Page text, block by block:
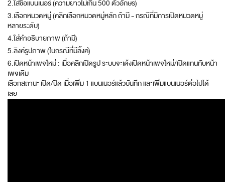
2.ใส่ชื่อแบนเนอร์ (ความยาวไม่เกิน 500 ตัวอักษร)
3.เลือกหมวดหมู่ (คลิกเลือกหมวดหมู่หลัก ถ้ามี - กรณีที่มีการเปิดหมวดหมู่
หลายระดับ)
4.ใส่คำอธิบายภาพ (ถ้ามี)
5.ลิงค์รูปภาพ (ในกรณีที่มีลิ้งค์)
6.เปิดหน้าเพจใหม่ : เมื่อคลิกเปิดรูป ระบบจะเด้งเปิดหน้าเพจใหม่/เปิดแทนทับหน้า
เพจเดิม
เลือกสถานะ เปิด/ปิด เมื่อเพิ่ม 1 แบนเนอร์แล้วบันทึก และเพิ่มแบนเนอร์ต่อไปได้
เลย